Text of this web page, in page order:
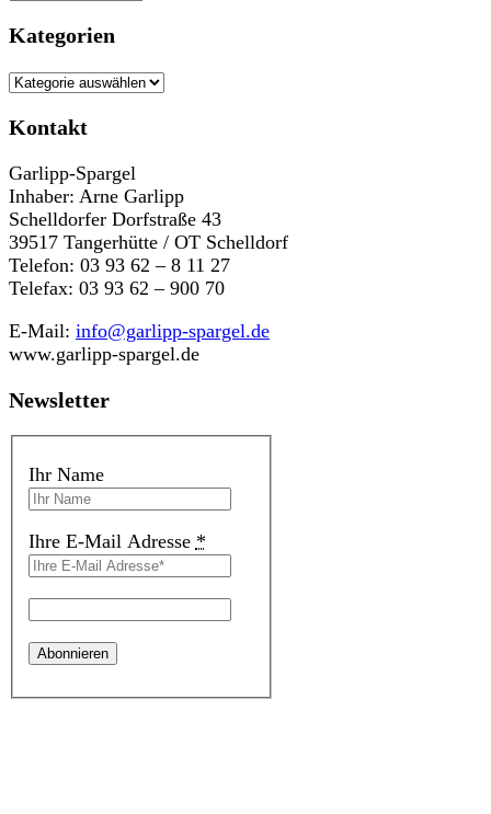
Kategorien
Kategorien
Kontakt
Garlipp-Spargel
Inhaber: Arne Garlipp
Schelldorfer Dorfstraße 43
39517 Tangerhütte / OT Schelldorf
Telefon: 03 93 62 – 8 11 27
Telefax: 03 93 62 – 900 70
E-Mail: info@garlipp-spargel.de
www.garlipp-spargel.de
Newsletter
Ihr Name
Ihre E-Mail Adresse *